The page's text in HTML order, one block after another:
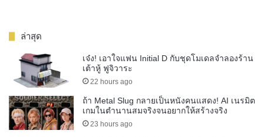
ล่าสุด
เจ๋ง! เอาใจแฟน Initial D กับชุดโมเดลจำลองร้าน
เต้าหู้ ฟูจิวาระ
22 hours ago
ถ้า Metal Slug กลายเป็นหนังคนแสดง! AI เนรมิต
เกมในตำนานสมจริงจนอยากให้สร้างจริง
23 hours ago